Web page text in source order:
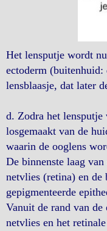
Het lensputje wordt
ectoderm
lensblaasje, dat later
d. Zodra het
losgemaakt van de
waarin de ooglens
De binnenste laag
netvlies (retina) en de
gepigmenteerde
Vanuit de rand van de
netvlies en het